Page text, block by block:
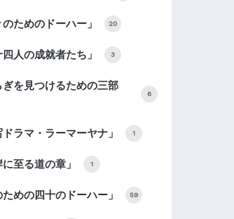
ためのドーハー」 20
人の成就者たち」 3
を見つけるための三部
6
ラマ・ラーマーヤナ」 1
至る道の章」 1
めの四十のドーハー」 59